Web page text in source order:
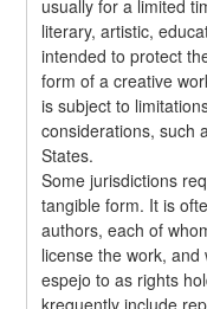
usually for a limited
literary, artistic,
intended to protect
form of a creative
is subject to
considerations, such
States.
Some jurisdictions
tangible form. It is
authors, each of
license the work,
espejo to as rights